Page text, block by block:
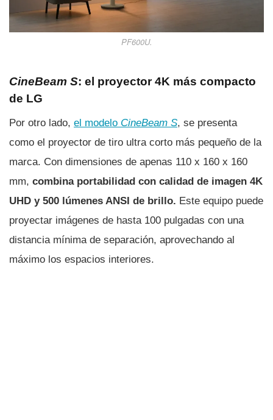
PF600U.
CineBeam S: el proyector 4K más compacto
de LG
Por otro lado, el modelo CineBeam S, se presenta
como el proyector de tiro ultra corto más pequeño de la
marca. Con dimensiones de apenas 110 x 160 x 160
mm, combina portabilidad con calidad de imagen 4K
UHD y 500 lúmenes ANSI de brillo. Este equipo puede
proyectar imágenes de hasta 100 pulgadas con una
distancia mínima de separación, aprovechando al
máximo los espacios interiores.